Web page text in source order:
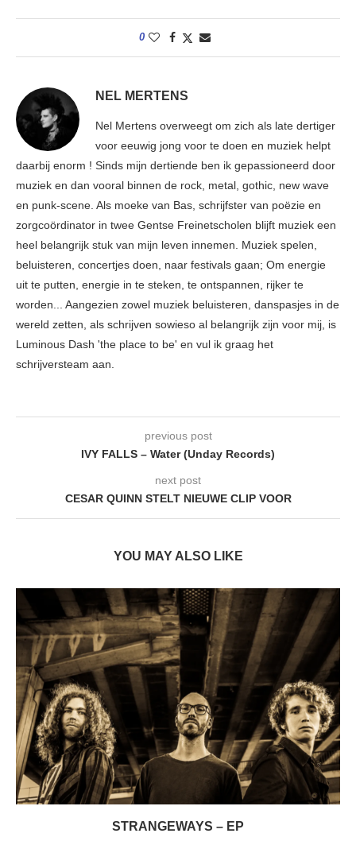
0
NEL MERTENS
Nel Mertens overweegt om zich als late dertiger
voor eeuwig jong voor te doen en muziek helpt
daarbij enorm ! Sinds mijn dertiende ben ik gepassioneerd door
muziek en dan vooral binnen de rock, metal, gothic, new wave
en punk-scene. Als moeke van Bas, schrijfster van poëzie en
zorgcoördinator in twee Gentse Freinetscholen blijft muziek een
heel belangrijk stuk van mijn leven innemen. Muziek spelen,
beluisteren, concertjes doen, naar festivals gaan; Om energie
uit te putten, energie in te steken, te ontspannen, rijker te
worden... Aangezien zowel muziek beluisteren, danspasjes in de
wereld zetten, als schrijven sowieso al belangrijk zijn voor mij, is
Luminous Dash 'the place to be' en vul ik graag het
schrijversteam aan.
previous post
IVY FALLS – Water (Unday Records)
next post
CESAR QUINN STELT NIEUWE CLIP VOOR
YOU MAY ALSO LIKE
STRANGEWAYS – EP